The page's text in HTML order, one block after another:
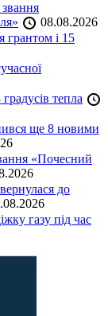
08.08.2026
грантом і 15
тепла
ще 8 новими
«Почесний
до
газу під час